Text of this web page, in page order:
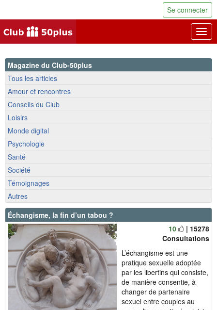
Se connecter
Magazine du Club-50plus
Tous les articles
Amour et rencontres
Conseils du Club
Loisirs
Monde digital
Psychologie
Santé
Société
Témoignages
Autres
Échangisme, la fin d’un tabou ?
10
| 15278
Consultations
L’échangisme est une
pratique sexuelle adoptée
par les libertins qui consiste,
de manière consentie, à
changer de partenaire
sexuel entre couples au